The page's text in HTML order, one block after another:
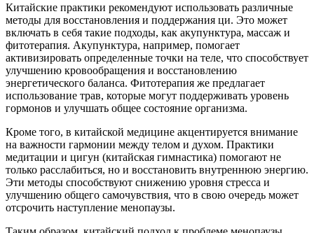
Китайские практики рекомендуют использовать различные
методы для восстановления и поддержания ци. Это может
включать в себя такие подходы, как акупунктура, массаж и
фитотерапия. Акупунктура, например, помогает
активизировать определенные точки на теле, что способствует
улучшению кровообращения и восстановлению
энергетического баланса. Фитотерапия же предлагает
использование трав, которые могут поддерживать уровень
гормонов и улучшать общее состояние организма.
Кроме того, в китайской медицине акцентируется внимание
на важности гармонии между телом и духом. Практики
медитации и цигун (китайская гимнастика) помогают не
только расслабиться, но и восстановить внутреннюю энергию.
Эти методы способствуют снижению уровня стресса и
улучшению общего самочувствия, что в свою очередь может
отсрочить наступление менопаузы.